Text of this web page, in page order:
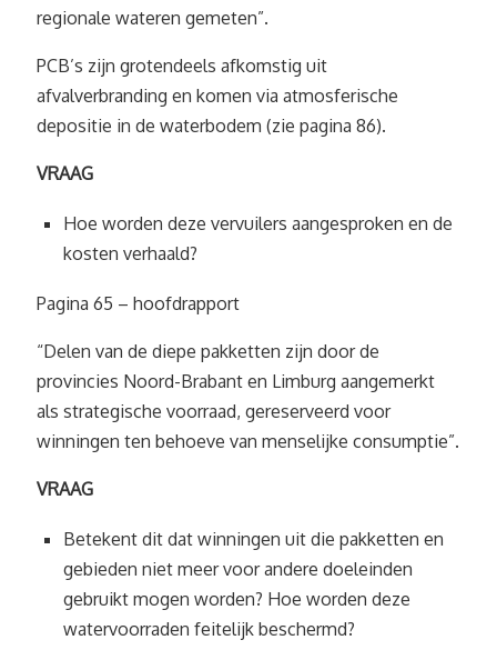
regionale wateren gemeten”.
PCB’s zijn grotendeels afkomstig uit
afvalverbranding en komen via atmosferische
depositie in de waterbodem (zie pagina 86).
VRAAG
Hoe worden deze vervuilers aangesproken en de
kosten verhaald?
Pagina 65 – hoofdrapport
“Delen van de diepe pakketten zijn door de
provincies Noord-Brabant en Limburg aangemerkt
als strategische voorraad, gereserveerd voor
winningen ten behoeve van menselijke consumptie”.
VRAAG
Betekent dit dat winningen uit die pakketten en
gebieden niet meer voor andere doeleinden
gebruikt mogen worden? Hoe worden deze
watervoorraden feitelijk beschermd?